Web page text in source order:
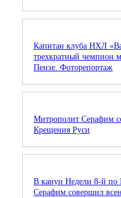
Капитан клуба НХЛ
трехкратный чемпион
Пензе. Фоторепортаж
Митрополит Серафим
Крещения Руси
В канун Недели 8-й по
Серафим совершил